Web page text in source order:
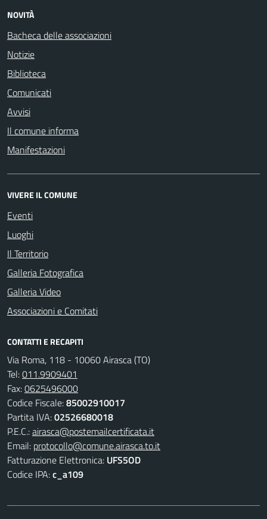
NOVITÀ
Bacheca delle associazioni
Notizie
Biblioteca
Comunicati
Avvisi
Il comune informa
Manifestazioni
VIVERE IL COMUNE
Eventi
Luoghi
Il Territorio
Galleria Fotografica
Galleria Video
Associazioni e Comitati
CONTATTI E RECAPITI
Via Roma, 118 - 10060 Airasca (TO)
Tel:011.9909401
Fax:0625496000
Codice Fiscale:85002910017
Partita IVA:02526680018
P.E.C.:airasca@postemailcertificata.it
Email: protocollo@comune.airasca.to.it
Fatturazione Elettronica: UFS5OD
Codice IPA:c_a109